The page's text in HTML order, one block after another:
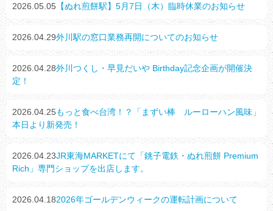
2026.05.05 【ぬれ煎餅駅】5月7日（木）臨時休業のお知らせ
2026.04.29外川駅の窓口業務再開についてのお知らせ
2026.04.28外川つくし・早見だいや Birthday記念企画が開催決
定！
2026.04.25もっと食べ台湾！？「まずい棒 ルーローハン風味」
本日より新発売！
2026.04.23JR東海MARKETにて「銚子電鉄・ぬれ煎餅 Premium
Rich」専門ショップを出店します。
2026.04.182026年ゴールデンウィークの運転計画について